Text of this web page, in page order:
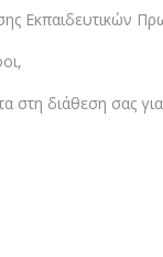
Εκπαιδευτικών
στη διάθεση σας